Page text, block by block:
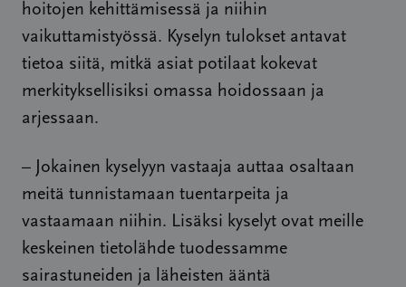
hoitojen kehittämisessä ja niihin
vaikuttamistyössä. Kyselyn tulokset antavat
tietoa siitä, mitkä asiat potilaat kokevat
merkityksellisiksi omassa hoidossaan ja
arjessaan.
– Jokainen kyselyyn vastaaja auttaa osaltaan
meitä tunnistamaan tuentarpeita ja
vastaamaan niihin. Lisäksi kyselyt ovat meille
keskeinen tietolähde tuodessamme
sairastuneiden ja läheisten ääntä